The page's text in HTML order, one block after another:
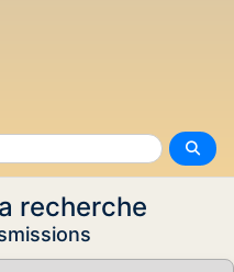
recherche